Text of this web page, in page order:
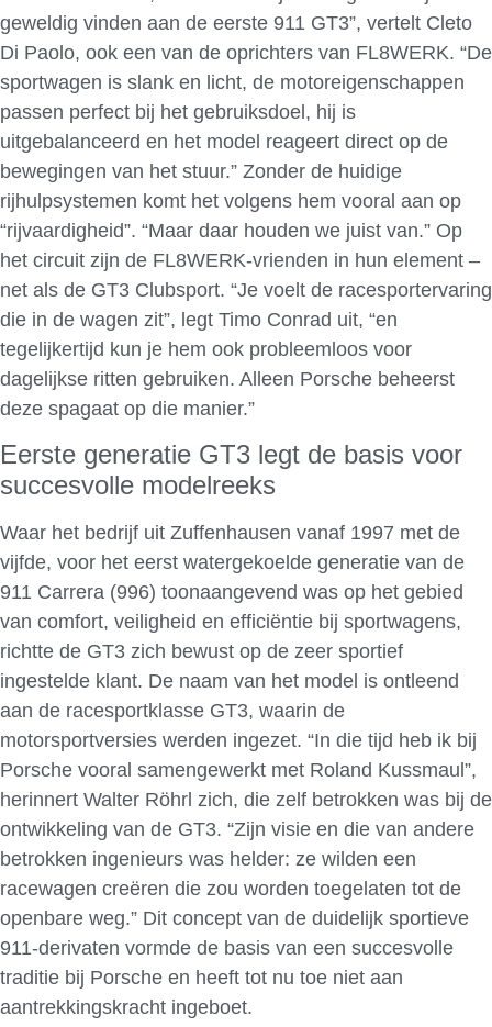
geweldig vinden aan de eerste 911 GT3”, vertelt Cleto
Di Paolo, ook een van de oprichters van FL8WERK. “De
sportwagen is slank en licht, de motoreigenschappen
passen perfect bij het gebruiksdoel, hij is
uitgebalanceerd en het model reageert direct op de
bewegingen van het stuur.” Zonder de huidige
rijhulpsystemen komt het volgens hem vooral aan op
“rijvaardigheid”. “Maar daar houden we juist van.” Op
het circuit zijn de FL8WERK-vrienden in hun element –
net als de GT3 Clubsport. “Je voelt de racesportervaring
die in de wagen zit”, legt Timo Conrad uit, “en
tegelijkertijd kun je hem ook probleemloos voor
dagelijkse ritten gebruiken. Alleen Porsche beheerst
deze spagaat op die manier.”
Eerste generatie GT3 legt de basis voor
succesvolle modelreeks
Waar het bedrijf uit Zuffenhausen vanaf 1997 met de
vijfde, voor het eerst watergekoelde generatie van de
911 Carrera (996) toonaangevend was op het gebied
van comfort, veiligheid en efficiëntie bij sportwagens,
richtte de GT3 zich bewust op de zeer sportief
ingestelde klant. De naam van het model is ontleend
aan de racesportklasse GT3, waarin de
motorsportversies werden ingezet. “In die tijd heb ik bij
Porsche vooral samengewerkt met Roland Kussmaul”,
herinnert Walter Röhrl zich, die zelf betrokken was bij de
ontwikkeling van de GT3. “Zijn visie en die van andere
betrokken ingenieurs was helder: ze wilden een
racewagen creëren die zou worden toegelaten tot de
openbare weg.” Dit concept van de duidelijk sportieve
911-derivaten vormde de basis van een succesvolle
traditie bij Porsche en heeft tot nu toe niet aan
aantrekkingskracht ingeboet.